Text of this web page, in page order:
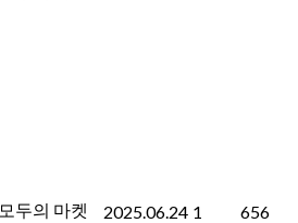
모두의 마켓 2025.06.24 1 656